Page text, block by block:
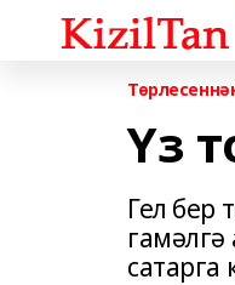
Үз
Гел бер
сатарга